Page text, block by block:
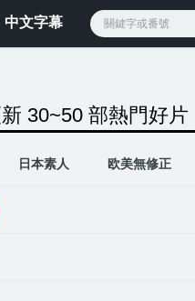
中文字幕
30~50 部熱門好片
日本素人 欧美無修正